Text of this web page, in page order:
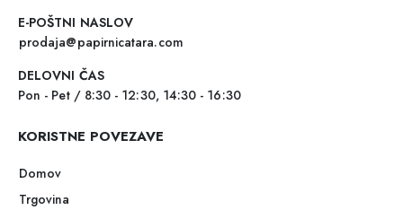
E-POŠTNI NASLOV
prodaja@papirnicatara.com
DELOVNI ČAS
Pon - Pet / 8:30 - 12:30, 14:30 - 16:30
KORISTNE POVEZAVE
Domov
Trgovina